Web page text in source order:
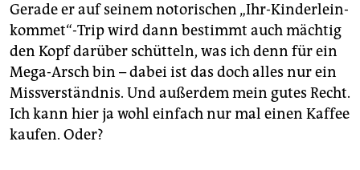
Gerade er auf seinem notorischen „Ihr-Kinderlein-
kommet“-Trip wird dann bestimmt auch mächtig
den Kopf darüber schütteln, was ich denn für ein
Mega-Arsch bin – dabei ist das doch alles nur ein
Missverständnis. Und außerdem mein gutes Recht.
Ich kann hier ja wohl einfach nur mal einen Kaffee
kaufen. Oder?